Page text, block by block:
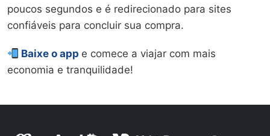
poucos segundos e é redirecionado para sites
confiáveis para concluir sua compra.
Baixe o app e comece a viajar com mais
economia e tranquilidade!